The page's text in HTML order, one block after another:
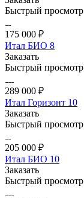
Быстрый просмотр
175 000 ₽
Итал БИО 8
Заказать
Быстрый просмотр
289 000 ₽
Итал Горизонт 10
Заказать
Быстрый просмотр
205 000 ₽
Итал БИО 10
Заказать
Быстрый просмотр